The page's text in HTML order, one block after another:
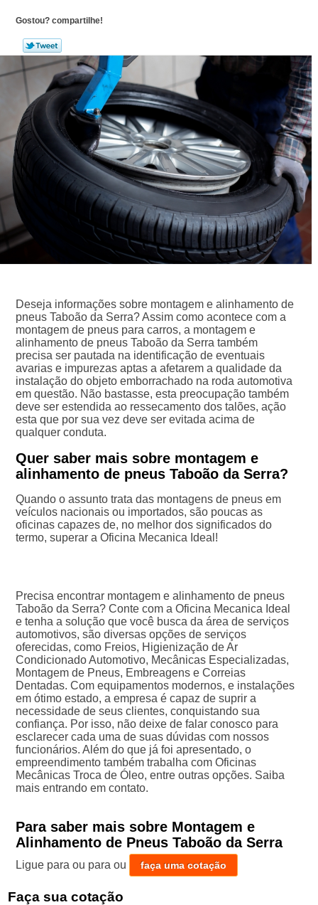
Gostou? compartilhe!
Deseja informações sobre montagem e alinhamento de
pneus Taboão da Serra? Assim como acontece com a
montagem de pneus para carros, a montagem e
alinhamento de pneus Taboão da Serra também
precisa ser pautada na identificação de eventuais
avarias e impurezas aptas a afetarem a qualidade da
instalação do objeto emborrachado na roda automotiva
em questão. Não bastasse, esta preocupação também
deve ser estendida ao ressecamento dos talões, ação
esta que por sua vez deve ser evitada acima de
qualquer conduta.
Quer saber mais sobre montagem e
alinhamento de pneus Taboão da Serra?
Quando o assunto trata das montagens de pneus em
veículos nacionais ou importados, são poucas as
oficinas capazes de, no melhor dos significados do
termo, superar a Oficina Mecanica Ideal!
Precisa encontrar montagem e alinhamento de pneus
Taboão da Serra? Conte com a Oficina Mecanica Ideal
e tenha a solução que você busca da área de serviços
automotivos, são diversas opções de serviços
oferecidas, como Freios, Higienização de Ar
Condicionado Automotivo, Mecânicas Especializadas,
Montagem de Pneus, Embreagens e Correias
Dentadas. Com equipamentos modernos, e instalações
em ótimo estado, a empresa é capaz de suprir a
necessidade de seus clientes, conquistando sua
confiança. Por isso, não deixe de falar conosco para
esclarecer cada uma de suas dúvidas com nossos
funcionários. Além do que já foi apresentado, o
empreendimento também trabalha com Oficinas
Mecânicas Troca de Óleo, entre outras opções. Saiba
mais entrando em contato.
Para saber mais sobre Montagem e
Alinhamento de Pneus Taboão da Serra
Ligue para ou para ou faça uma cotação
Faça sua cotação